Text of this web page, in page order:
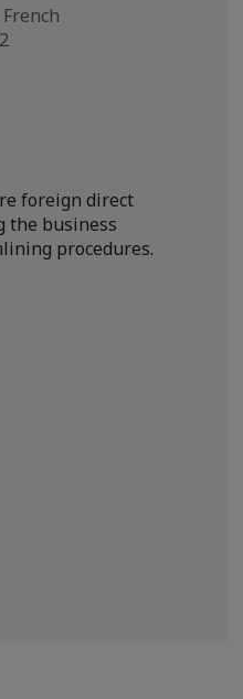
foreign direct
the business
procedures.